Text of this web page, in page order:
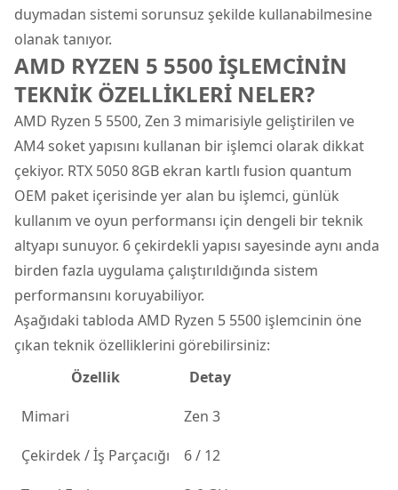
duymadan sistemi sorunsuz şekilde kullanabilmesine
olanak tanıyor.
AMD RYZEN 5 5500 İŞLEMCİNİN
TEKNİK ÖZELLİKLERİ NELER?
AMD Ryzen 5 5500, Zen 3 mimarisiyle geliştirilen ve
AM4 soket yapısını kullanan bir işlemci olarak dikkat
çekiyor. RTX 5050 8GB ekran kartlı fusion quantum
OEM paket içerisinde yer alan bu işlemci, günlük
kullanım ve oyun performansı için dengeli bir teknik
altyapı sunuyor. 6 çekirdekli yapısı sayesinde aynı anda
birden fazla uygulama çalıştırıldığında sistem
performansını koruyabiliyor.
Aşağıdaki tabloda AMD Ryzen 5 5500 işlemcinin öne
çıkan teknik özelliklerini görebilirsiniz:
Özellik
Detay
Mimari
Zen 3
Çekirdek / İş Parçacığı
6 / 12